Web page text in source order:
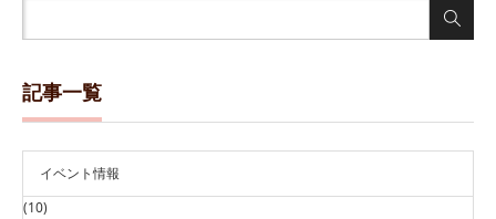
記事一覧
イベント情報
(10)